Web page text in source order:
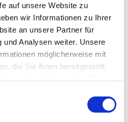
auf unsere Website zu
wir Informationen zu Ihrer
an unsere Partner für
und Analysen weiter. Unsere
möglicherweise mit
die Sie ihnen bereitgestellt
Sie auch